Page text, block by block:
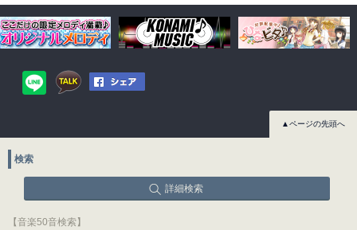
▲ページの先頭へ
検索
詳細検索
【音楽50音検索】